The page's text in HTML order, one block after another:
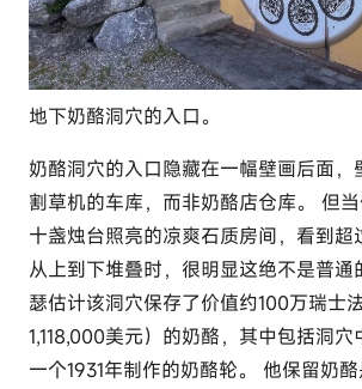
地下奶酪洞穴的入口。
奶酪洞穴的入口隐藏在一幅壁画后面，
割草机的车库，而非奶酪店仓库。 但
十盏烛台照亮的凉爽石质房间，看到
从上到下堆叠时，很明显这绝不是普通
瑟估计该洞穴保存了价值约100万瑞士
1,118,000美元）的奶酪，其中包括洞穴
一个1931年制作的奶酪轮。 他保留奶